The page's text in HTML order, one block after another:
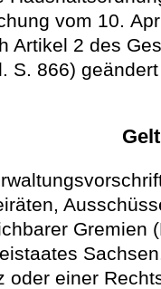
vom 10.
Artikel 2 des
S. 866)
Gremien
oder einer